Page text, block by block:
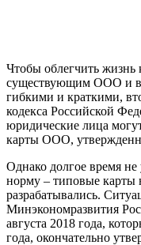
Чтобы облегчить жизнь
существующим ООО и в
гибкими и краткими,
кодекса Российской
юридические лица
карты ООО,
Однако долгое время
норму – типовые карты
разрабатывались.
Минэкономразвития
августа 2018 года,
года, окончательно